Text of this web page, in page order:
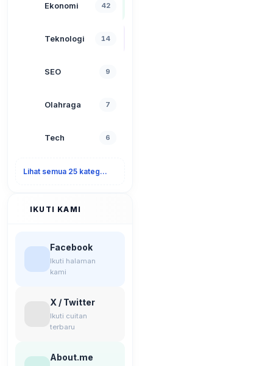
Ekonomi 42
Teknologi 14
SEO 9
Olahraga 7
Tech 6
Lihat semua 25 kategori
IKUTI KAMI
Facebook
Ikuti halaman
kami
X / Twitter
Ikuti cuitan
terbaru
About.me